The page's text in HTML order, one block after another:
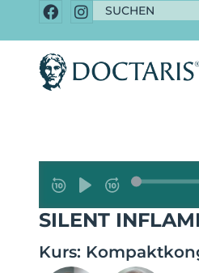
SILENT
Kurs: